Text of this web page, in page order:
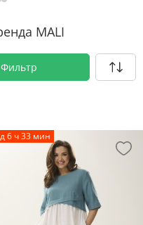
MALI
Фильтр
6 ч 33 мин